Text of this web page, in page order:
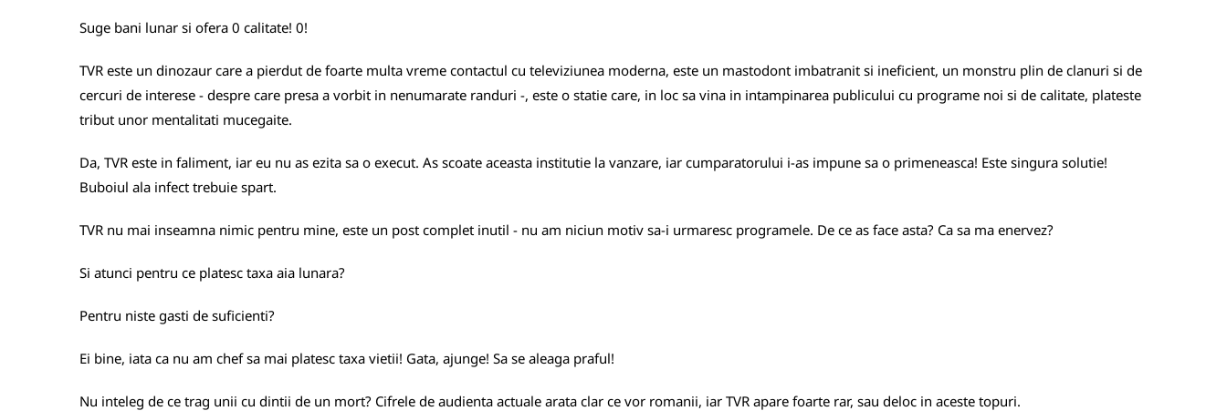
Suge bani lunar si ofera 0 calitate! 0!
TVR este un dinozaur care a pierdut de foarte multa vreme contactul cu televiziunea moderna, este un mastodont imbatranit si ineficient, un monstru plin de clanuri si de
cercuri de interese - despre care presa a vorbit in nenumarate randuri -, este o statie care, in loc sa vina in intampinarea publicului cu programe noi si de calitate, plateste
tribut unor mentalitati mucegaite.
Da, TVR este in faliment, iar eu nu as ezita sa o execut. As scoate aceasta institutie la vanzare, iar cumparatorului i-as impune sa o primeneasca! Este singura solutie!
Buboiul ala infect trebuie spart.
TVR nu mai inseamna nimic pentru mine, este un post complet inutil - nu am niciun motiv sa-i urmaresc programele. De ce as face asta? Ca sa ma enervez?
Si atunci pentru ce platesc taxa aia lunara?
Pentru niste gasti de suficienti?
Ei bine, iata ca nu am chef sa mai platesc taxa vietii! Gata, ajunge! Sa se aleaga praful!
Nu inteleg de ce trag unii cu dintii de un mort? Cifrele de audienta actuale arata clar ce vor romanii, iar TVR apare foarte rar, sau deloc in aceste topuri.